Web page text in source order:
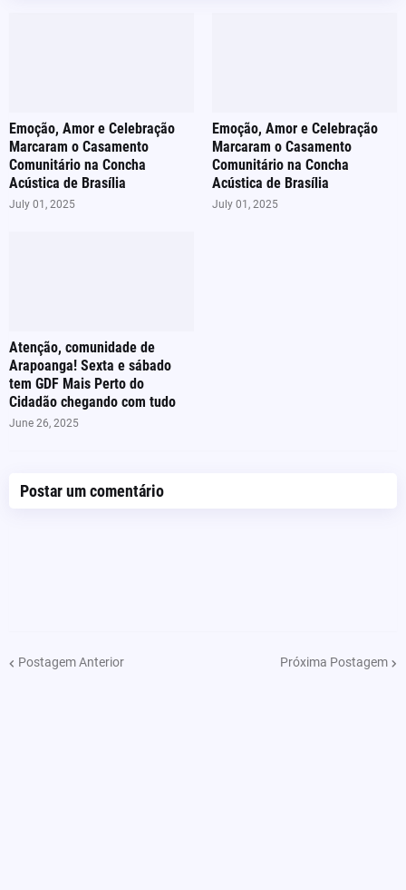
Emoção, Amor e Celebração
Marcaram o Casamento
Comunitário na Concha
Acústica de Brasília
July 01, 2025
Emoção, Amor e Celebração
Marcaram o Casamento
Comunitário na Concha
Acústica de Brasília
July 01, 2025
Atenção, comunidade de
Arapoanga! Sexta e sábado
tem GDF Mais Perto do
Cidadão chegando com tudo
June 26, 2025
Postar um comentário
Postagem Anterior Próxima Postagem